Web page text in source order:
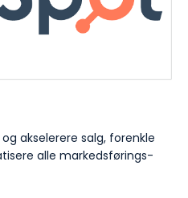
akselerere salg, forenkle
alle markedsførings-